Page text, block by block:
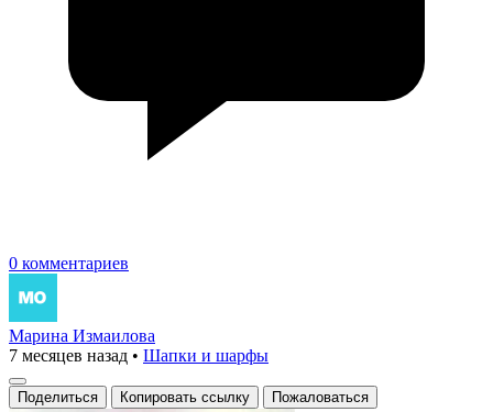
0 комментариев
Марина Измаилова
7 месяцев назад • Шапки и шарфы
Поделиться Копировать ссылку Пожаловаться